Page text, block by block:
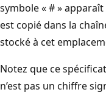
symbole « # »
est copié dans la
stocké à cet
Notez que ce
n’est pas un chiffre